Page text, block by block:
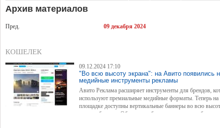
Архив материалов
Пред. 09 декабря 2024
КОШЕЛЕК
09.12.2024 17:10
"Во всю высоту экрана": на Авито появились
медийные инструменты рекламы
Авито Реклама расширяет инструменты для брендов,
используют премиальные медийные форматы. Теперь на
площадке доступны вертикальные баннеры во всю
в карточках с квартирами или автомобилями. Об этом сообщили в пресс-службе